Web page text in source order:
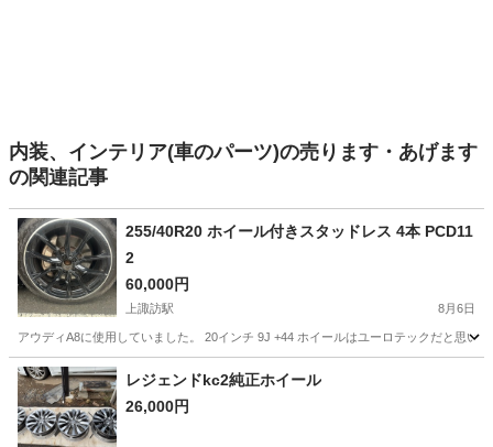
内装、インテリア(車のパーツ)の売ります・あげます
の関連記事
255/40R20 ホイール付きスタッドレス 4本 PCD11
2
60,000円
上諏訪駅 8月6日
アウディA8に使用していました。 20インチ 9J +44 ホイールはユーロテックだと思い
長野 諏訪市 上諏訪駅 タイヤ、ホイール
レジェンドkc2純正ホイール
26,000円